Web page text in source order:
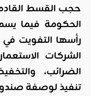
حجب القسط
الحكومة فيما
رأسها التفويت
الشركات
الضرائب،
تنفيذ لوصفة